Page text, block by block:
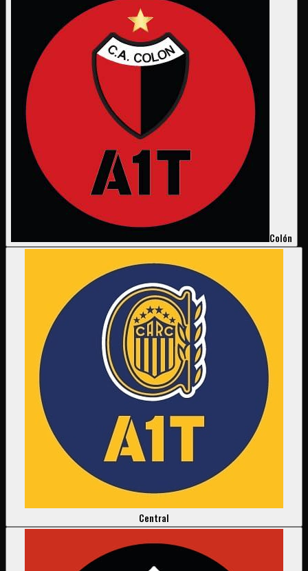
Colón
Central